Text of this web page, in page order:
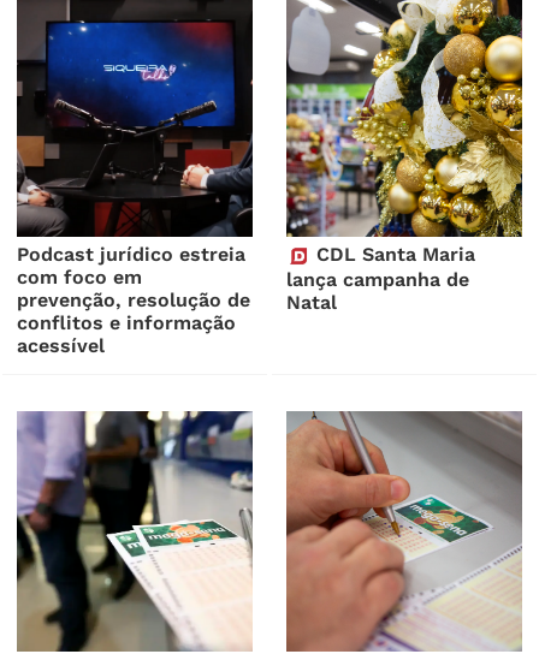
Podcast jurídico estreia
com foco em
prevenção, resolução de
conflitos e informação
acessível
CDL Santa Maria
lança campanha de
Natal